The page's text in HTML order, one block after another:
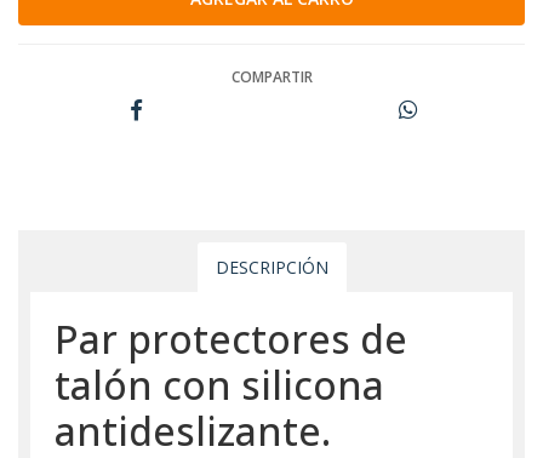
COMPARTIR
DESCRIPCIÓN
Par protectores de
talón con silicona
antideslizante.